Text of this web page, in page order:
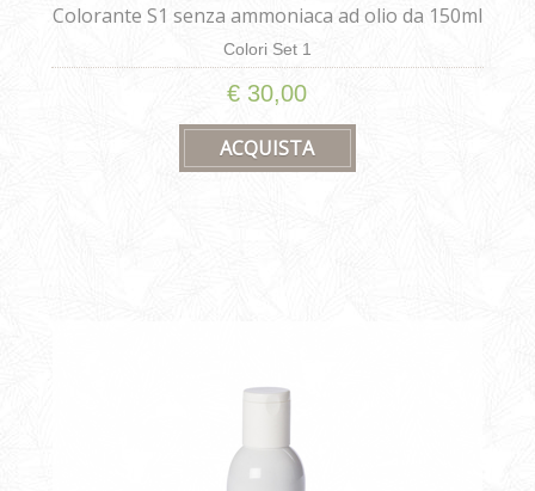
Colorante S1 senza ammoniaca ad olio da 150ml
Colori Set 1
€ 30,00